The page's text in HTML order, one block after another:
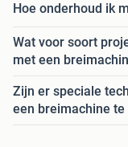
Hoe onderhoud ik
Wat voor soort
met een
Zijn er speciale
een breimachine te